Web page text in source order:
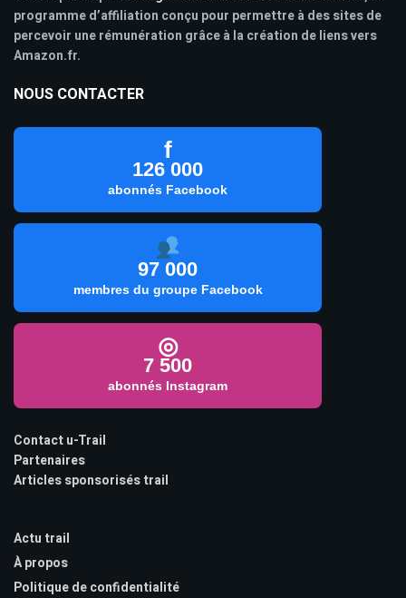
programme d’affiliation conçu pour permettre à des sites de
percevoir une rémunération grâce à la création de liens vers
Amazon.fr.
NOUS CONTACTER
f
126 000
abonnés Facebook
97 000
membres du groupe Facebook
◎
7 500
abonnés Instagram
Contact u-Trail
Partenaires
Articles sponsorisés trail
Actu trail
À propos
Politique de confidentialité